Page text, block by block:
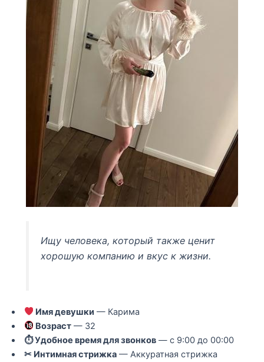
Ищу человека, который также ценит
хорошую компанию и вкус к жизни.
Имя девушки — Карима
Возраст — 32
⏱ Удобное время для звонков— с 9:00 до 00:00
✂ Интимная стрижка— Аккуратная стрижка